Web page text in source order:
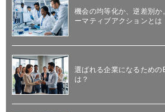
機会の均等化か、逆差別
ーマティブアクションとは
選ばれる企業になるための
は？